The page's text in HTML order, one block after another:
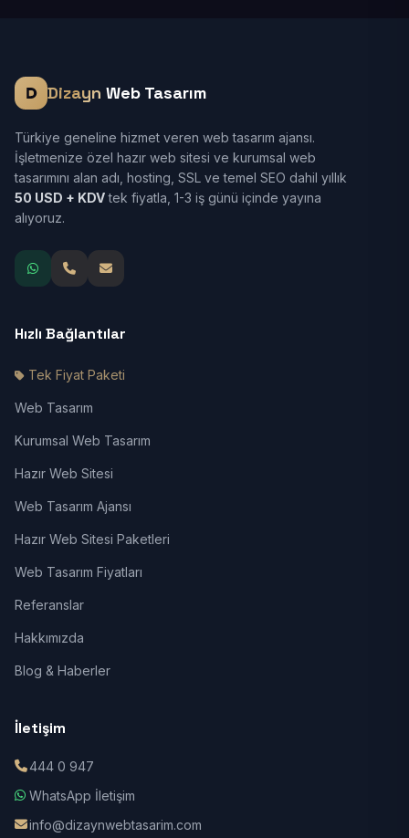
Dizayn Web Tasarım
Türkiye geneline hizmet veren web tasarım ajansı.
İşletmenize özel hazır web sitesi ve kurumsal web
tasarımını alan adı, hosting, SSL ve temel SEO dahil yıllık
50 USD + KDVtek fiyatla, 1-3 iş günü içinde yayına
alıyoruz.
Hızlı Bağlantılar
Tek Fiyat Paketi
Web Tasarım
Kurumsal Web Tasarım
Hazır Web Sitesi
Web Tasarım Ajansı
Hazır Web Sitesi Paketleri
Web Tasarım Fiyatları
Referanslar
Hakkımızda
Blog & Haberler
İletişim
444 0 947
WhatsApp İletişim
info@dizaynwebtasarim.com